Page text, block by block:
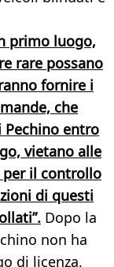
primo luogo,
rare possano
fornire i
che
Pechino entro
vietano alle
per il controllo
di questi
Dopo la
non ha
di licenza,